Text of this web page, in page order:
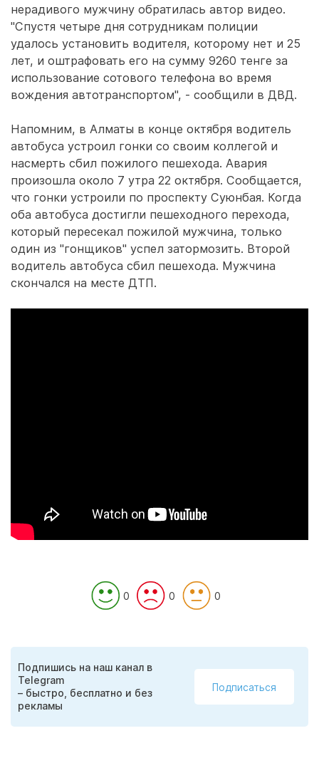
нерадивого мужчину обратилась автор видео.
"Спустя четыре дня сотрудникам полиции
удалось установить водителя, которому нет и 25
лет, и оштрафовать его на сумму 9260 тенге за
использование сотового телефона во время
вождения автотранспортом", - сообщили в ДВД.
Напомним, в Алматы в конце октября водитель
автобуса устроил гонки со своим коллегой и
насмерть сбил пожилого пешехода. Авария
произошла около 7 утра 22 октября. Сообщается,
что гонки устроили по проспекту Суюнбая. Когда
оба автобуса достигли пешеходного перехода,
который пересекал пожилой мужчина, только
один из "гонщиков" успел затормозить. Второй
водитель автобуса сбил пешехода. Мужчина
скончался на месте ДТП.
0 0 0
Подпишись на наш канал в
Telegram
– быстро, бесплатно и без
рекламы
Подписаться